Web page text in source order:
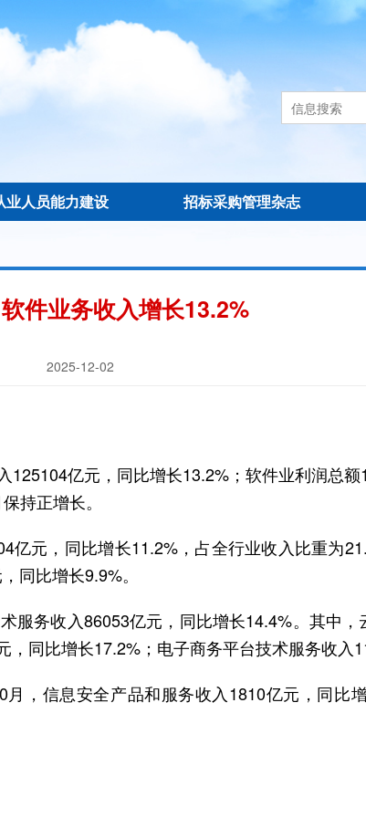
业人员能力建设 招标采购管理杂志
件业务收入增长13.2%
2025-12-02
亿元，同比增长13.2%；软件业利润总
持正增长。
元，同比增长11.2%，占全行业收入比重为
同比增长9.9%。
服务收入86053亿元，同比增长14.4%。其中，
同比增长17.2%；电子商务平台技术服务收入
，信息安全产品和服务收入1810亿元，同比